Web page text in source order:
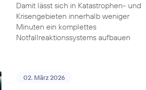
Damit lässt sich in Katastrophen- und
Krisengebieten innerhalb weniger
Minuten ein komplettes
Notfallreaktionssystems aufbauen
02. März 2026